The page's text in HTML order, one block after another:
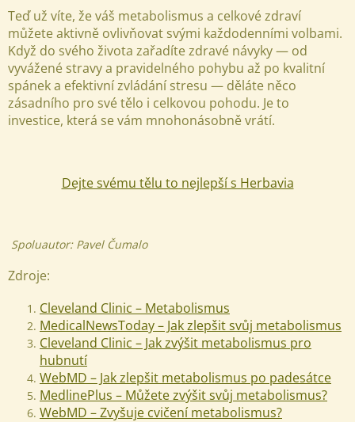
Teď už víte, že váš metabolismus a celkové zdraví
můžete aktivně ovlivňovat svými každodenními volbami.
Když do svého života zařadíte zdravé návyky — od
vyvážené stravy a pravidelného pohybu až po kvalitní
spánek a efektivní zvládání stresu — děláte něco
zásadního pro své tělo i celkovou pohodu. Je to
investice, která se vám mnohonásobně vrátí.
Dejte svému tělu to nejlepší s Herbavia
Spoluautor: Pavel Čumalo
Zdroje:
Cleveland Clinic – Metabolismus
MedicalNewsToday – Jak zlepšit svůj metabolismus
Cleveland Clinic – Jak zvýšit metabolismus pro
hubnutí
WebMD – Jak zlepšit metabolismus po padesátce
MedlinePlus – Můžete zvýšit svůj metabolismus?
WebMD – Zvyšuje cvičení metabolismus?